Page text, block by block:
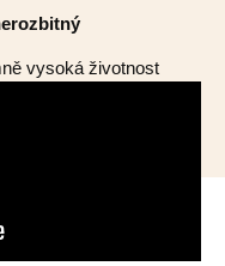
vysoká životnost